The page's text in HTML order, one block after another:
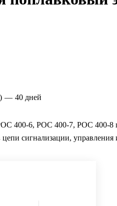
— 40 дней
400-6, РОС 400-7, РОС 400-8
цепи сигнализации,